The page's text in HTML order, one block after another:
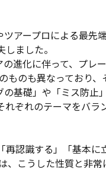
アープロによる最先
ました。
進化に伴って、プレ
のも異なっており、
基礎」や「ミス防
ぞれのテーマをバラ
認識する」「基本
こうした性質と非